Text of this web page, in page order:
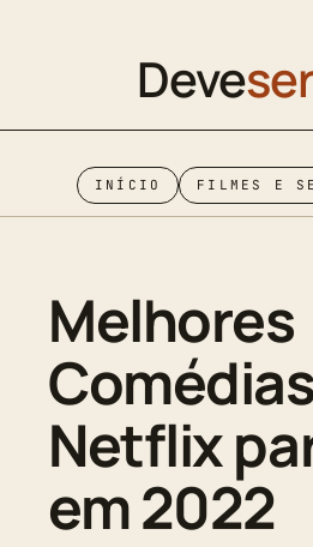
Deveser
INÍCIO FILMES E
Melhores
Netflix
em 2022